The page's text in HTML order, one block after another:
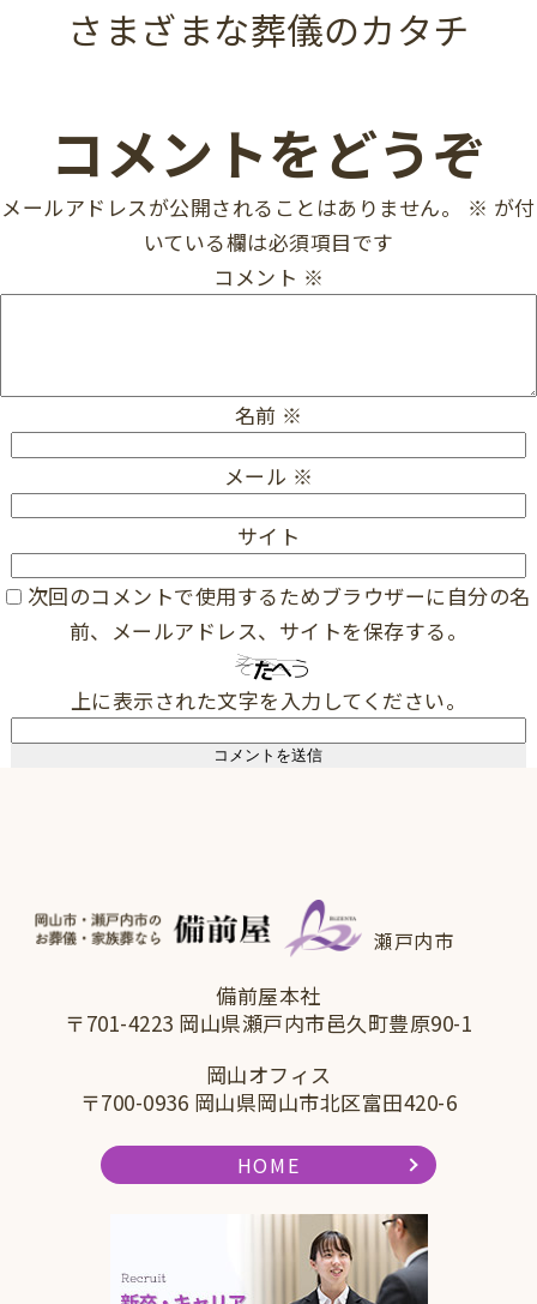
さまざまな葬儀のカタチ
コメントをどうぞ
メールアドレスが公開されることはありません。 ※ が付
いている欄は必須項目です
コメント ※
名前 ※
メール ※
サイト
次回のコメントで使用するためブラウザーに自分の名
前、メールアドレス、サイトを保存する。
上に表示された文字を入力してください。
瀬戸内市
備前屋本社
〒701-4223 岡山県瀬戸内市邑久町豊原90-1
岡山オフィス
〒700-0936 岡山県岡山市北区富田420-6
HOME